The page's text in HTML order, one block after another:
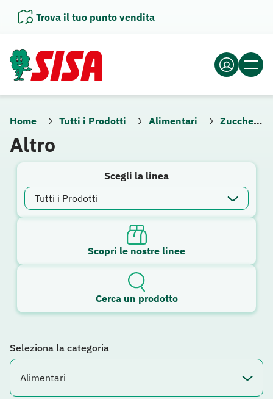
Trova il tuo punto vendita
Home Tutti i Prodotti Alimentari Zucchero e dolcificanti
Altro
Scegli la linea
Scopri le nostre linee
Cerca un prodotto
Seleziona la categoria